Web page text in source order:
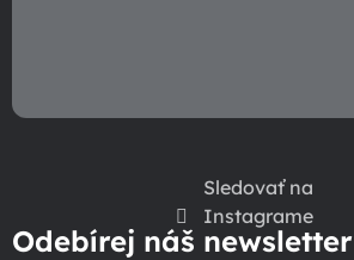
Sledovať na
Instagrame
Odebírej náš newsletter